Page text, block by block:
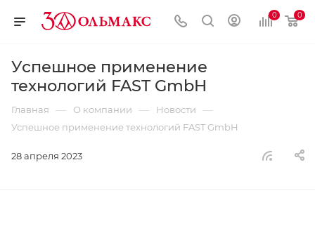
0 0
Успешное применение
технологий FAST GmbH
Главная — О компании — Новости —
Успешное применение технологий FAST GmbH
28 апреля 2023